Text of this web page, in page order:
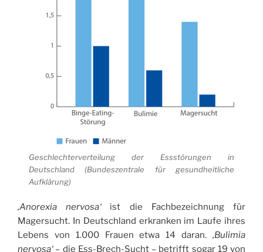
Geschlechterverteilung der Essstörungen in
Deutschland (Bundeszentrale für gesundheitliche
Aufklärung)
‚Anorexia nervosa‘ist die Fachbezeichnung für
Magersucht. In Deutschland erkranken im Laufe ihres
Lebens von 1.000 Frauen etwa 14 daran. ‚Bulimia
nervosa‘– die Ess-Brech-Sucht – betrifft sogar 19 von